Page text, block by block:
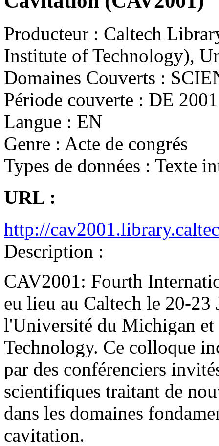
Producteur : Caltech
Institute of Technology),
Domaines Couverts :
Période couverte : DE
Langue : EN
Genre : Acte de congrés
Types de données : Texte
URL :
http://
Description :
CAV2001: Fourth
eu lieu au Caltech le 20-23
l'Université du Michigan
Technology. Ce colloque
par des conférenciers
scientifiques traitant de
dans les domaines
cavitation.